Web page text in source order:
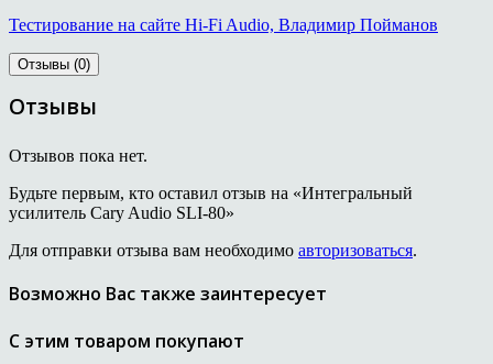
Тестирование на сайте Hi-Fi Audio, Владимир Пойманов
Отзывы (0)
Отзывы
Отзывов пока нет.
Будьте первым, кто оставил отзыв на «Интегральный
усилитель Cary Audio SLI-80»
Для отправки отзыва вам необходимо авторизоваться.
Возможно Вас также заинтересует
С этим товаром покупают